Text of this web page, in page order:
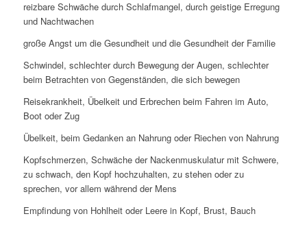
reizbare Schwäche durch Schlafmangel, durch geistige Erregung
und Nachtwachen
große Angst um die Gesundheit und die Gesundheit der Familie
Schwindel, schlechter durch Bewegung der Augen, schlechter
beim Betrachten von Gegenständen, die sich bewegen
Reisekrankheit, Übelkeit und Erbrechen beim Fahren im Auto,
Boot oder Zug
Übelkeit, beim Gedanken an Nahrung oder Riechen von Nahrung
Kopfschmerzen, Schwäche der Nackenmuskulatur mit Schwere,
zu schwach, den Kopf hochzuhalten, zu stehen oder zu
sprechen, vor allem während der Mens
Empfindung von Hohlheit oder Leere in Kopf, Brust, Bauch